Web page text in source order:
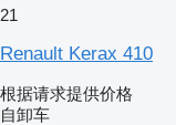
21
Renault Kerax 410
根据请求提供价格
自卸车